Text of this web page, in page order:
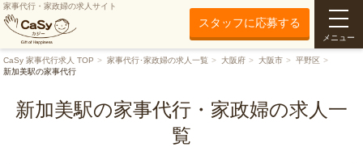
家事代行・家政婦の求人サイト
スタッフに応募する
メニュー
CaSy 家事代行求人 TOP 家事代行･家政婦の求人一覧 大阪府 大阪市
平野区
新加美駅の家事代行
新加美駅の家事代行・家政婦の求人一
覧